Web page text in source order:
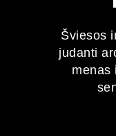
2027
Šviesos
judanti
menas